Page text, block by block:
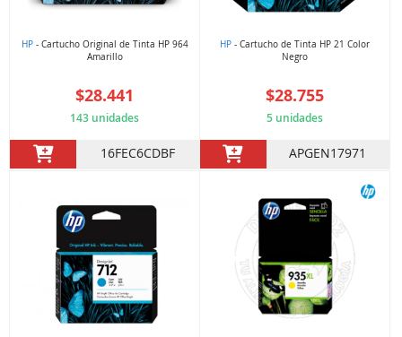
HP- Cartucho Original de Tinta HP 964
Amarillo
$28.441
143 unidades
16FEC6CDBF
HP- Cartucho de Tinta HP 21 Color
Negro
$28.755
5 unidades
APGEN17971